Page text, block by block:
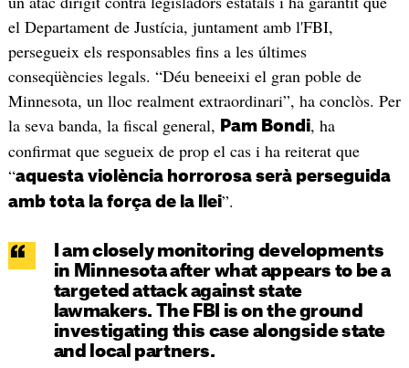
el Departament de Justícia, juntament amb l'FBI,
persegueix els responsables fins a les últimes
conseqüències legals. “Déu beneeixi el gran poble de
Minnesota, un lloc realment extraordinari”, ha conclòs. Per
la seva banda, la fiscal general, Pam Bondi, ha
confirmat que segueix de prop el cas i ha reiterat que
“aquesta violència horrorosa serà perseguida
amb tota la força de la llei”.
I am closely monitoring developments
in Minnesota after what appears to be a
targeted attack against state
lawmakers. The FBI is on the ground
investigating this case alongside state
and local partners.